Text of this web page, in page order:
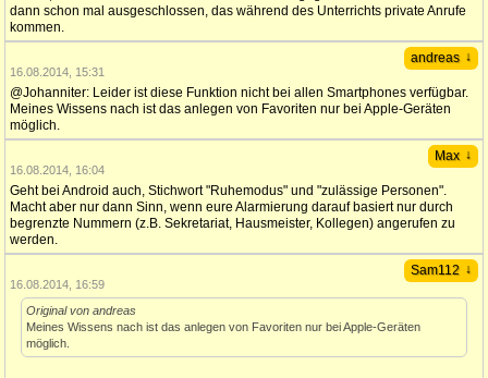
dann schon mal ausgeschlossen, das während des Unterrichts private Anrufe
kommen.
andreas ↓
16.08.2014, 15:31
@Johanniter: Leider ist diese Funktion nicht bei allen Smartphones verfügbar.
Meines Wissens nach ist das anlegen von Favoriten nur bei Apple-Geräten
möglich.
Max ↓
16.08.2014, 16:04
Geht bei Android auch, Stichwort "Ruhemodus" und "zulässige Personen".
Macht aber nur dann Sinn, wenn eure Alarmierung darauf basiert nur durch
begrenzte Nummern (z.B. Sekretariat, Hausmeister, Kollegen) angerufen zu
werden.
Sam112 ↓
16.08.2014, 16:59
Original von andreas
Meines Wissens nach ist das anlegen von Favoriten nur bei Apple-Geräten
möglich.